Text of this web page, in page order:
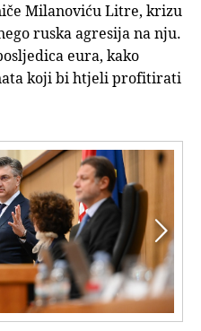
Milanoviću Litre, krizu
ruska agresija na nju.
eura, kako
koji bi htjeli profitirati
